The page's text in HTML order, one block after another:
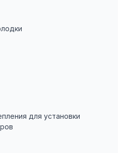
для установки